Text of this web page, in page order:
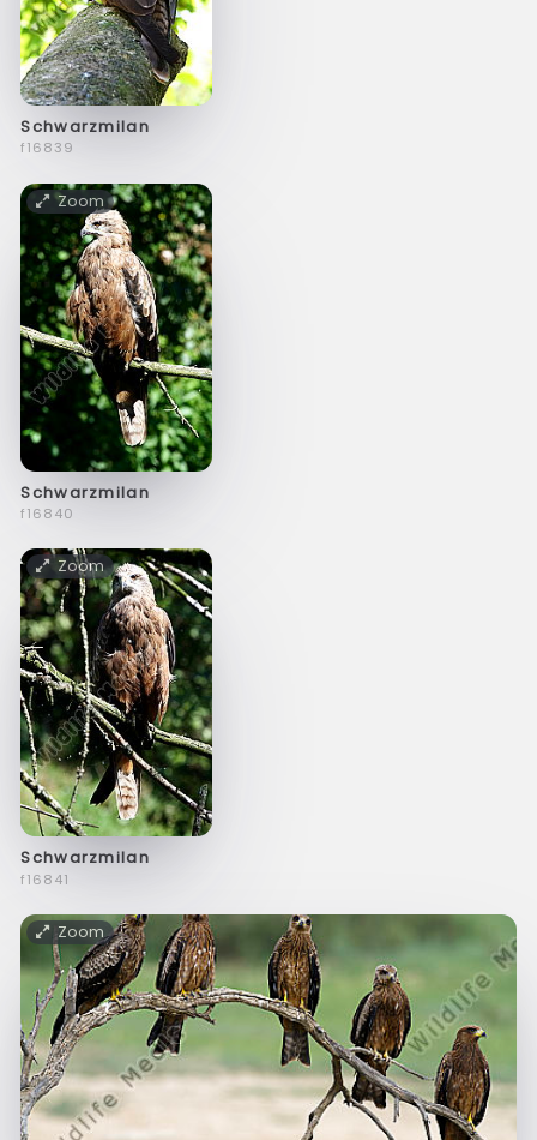
Schwarzmilan
f16839
Zoom
Schwarzmilan
f16840
Zoom
Schwarzmilan
f16841
Zoom